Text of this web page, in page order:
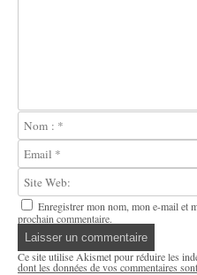
Enregistrer mon nom, mon e-mail et
prochain commentaire.
Ce site utilise Akismet pour réduire les
dont les données de vos commentaires